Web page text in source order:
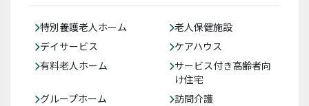
特別養護老人ホーム
老人保健施設
デイサービス
ケアハウス
有料老人ホーム
サービス付き高齢者向
け住宅
グループホーム
訪問介護